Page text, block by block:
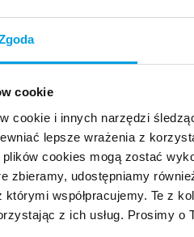
cookie
cookie i innych narzędzi
lepsze wrażenia z
plików cookies mogą zostać
zbieramy, udostępniamy
współpracujemy. Te z
z ich usług. Prosimy o
w grę. Zwykle nie ma
czy bliskich znajomych.